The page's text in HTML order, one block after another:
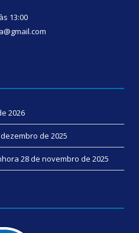
13:00
2026
de 2025
28 de novembro de 2025